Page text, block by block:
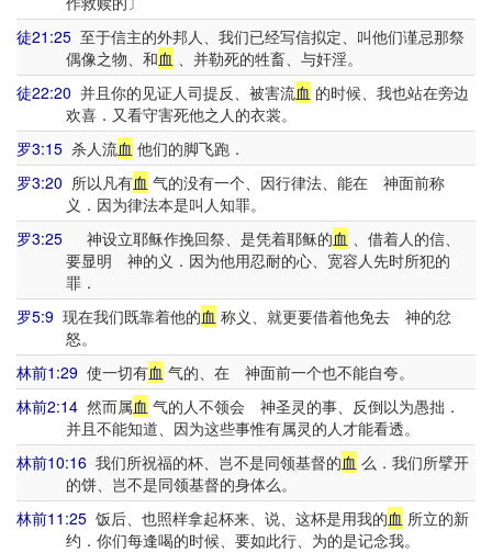
徒21:25 至于信主的外邦人、我们已经写信拟定、叫他们谨忌那祭
偶像之物、和血 、并勒死的牲畜、与奸淫。
徒22:20 并且你的见证人司提反、被害流血 的时候、我也站在旁边
欢喜．又看守害死他之人的衣裳。
罗3:15 杀人流血 他们的脚飞跑．
罗3:20 所以凡有血 气的没有一个、因行律法、能在 神面前称
义．因为律法本是叫人知罪。
罗3:25 神设立耶稣作挽回祭、是凭着耶稣的血 、借着人的信、
要显明 神的义．因为他用忍耐的心、宽容人先时所犯的
罪．
罗5:9 现在我们既靠着他的血 称义、就更要借着他免去 神的忿
怒。
林前1:29 使一切有血 气的、在 神面前一个也不能自夸。
林前2:14 然而属血 气的人不领会 神圣灵的事、反倒以为愚拙．
并且不能知道、因为这些事惟有属灵的人才能看透。
林前10:16 我们所祝福的杯、岂不是同领基督的血 么．我们所擘开
的饼、岂不是同领基督的身体么。
林前11:25 饭后、也照样拿起杯来、说、这杯是用我的血 所立的新
约．你们每逢喝的时候、要如此行、为的是记念我。